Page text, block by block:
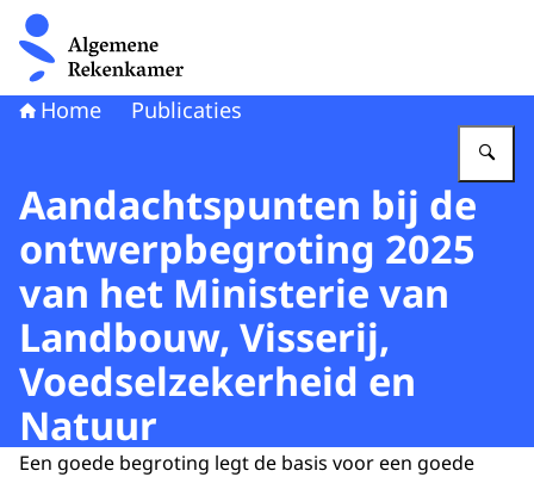
Naar de homepage van Algemene Rekenkamer
Home Publicaties
Aandachtspunten bij de
ontwerpbegroting 2025
van het Ministerie van
Landbouw, Visserij,
Voedselzekerheid en
Natuur
Een goede begroting legt de basis voor een goede